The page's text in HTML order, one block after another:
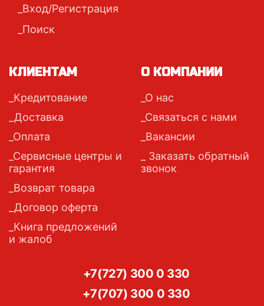
Вход/Регистрация
Поиск
КЛИЕНТАМ
Кредитование
Доставка
Оплата
Сервисные центры и
гарантия
Возврат товара
Договор оферта
Книга предложений
и жалоб
О КОМПАНИИ
О нас
Связаться с нами
Вакансии
Заказать обратный
звонок
+7(727) 300 0 330
+7(707) 300 0 330